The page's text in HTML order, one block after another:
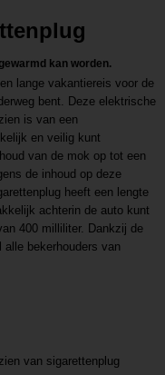
kan worden.
lange vakantiereis voor de
bent. Deze elektrische
is van een
en veilig kunt
van de mok op tot een
de inhoud op deze
heeft een lengte
achterin de auto kunt
400 milliliter. Dankzij de
bekerhouders van
van sigarettenplug